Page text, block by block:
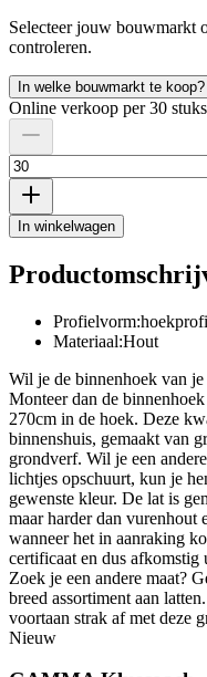
Selecteer jouw bouwmarkt
controleren.
In welke bouwmarkt te koop?
Online verkoop per 30 stuks
In winkelwagen
Materiaal:Hout
Wil je de binnenhoek van
Monteer dan de
270cm in de hoek. Deze
binnenshuis, gemaakt van
grondverf. Wil je een
lichtjes opschuurt, kun je
gewenste kleur. De lat is
maar harder dan vurenhout
wanneer het in aanraking
certificaat en dus afkomstig
Zoek je een andere maat?
breed assortiment aan
voortaan strak af met deze
Nieuw